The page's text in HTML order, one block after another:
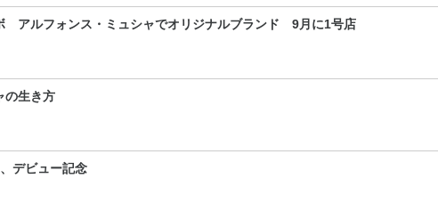
アルフォンス・ミュシャでオリジナルブランド 9月に1号店
の生き方
デビュー記念